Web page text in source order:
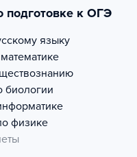
подготовке к ОГЭ
языку
биологии
физике